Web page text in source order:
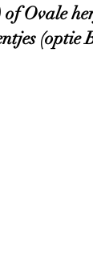
Ovale
(optie